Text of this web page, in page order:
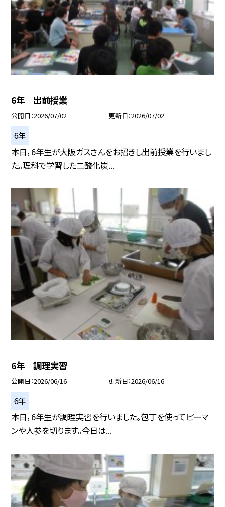
6年 出前授業
公開日 2026/07/02 更新日 2026/07/02
6年
本日，6年生が大阪ガスさんをお招きし出前授業を行いまし
た。理科で学習した二酸化炭...
6年 調理実習
公開日 2026/06/16 更新日 2026/06/16
6年
本日，6年生が調理実習を行いました。包丁を使ってピーマ
ンや人参を切ります。今日は...